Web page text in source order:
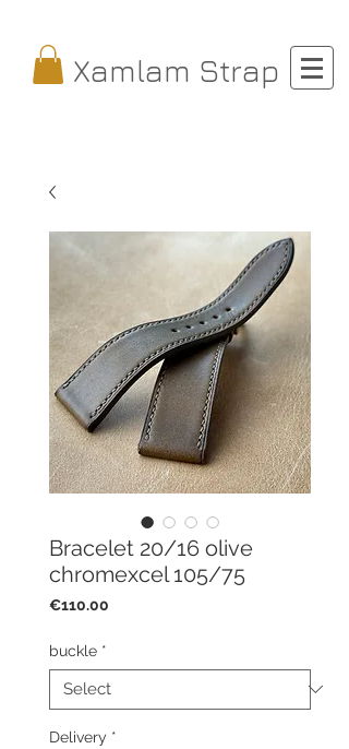
Xamlam Strap
Bracelet 20/16 olive
chromexcel 105/75
€110.00
buckle *
Delivery *